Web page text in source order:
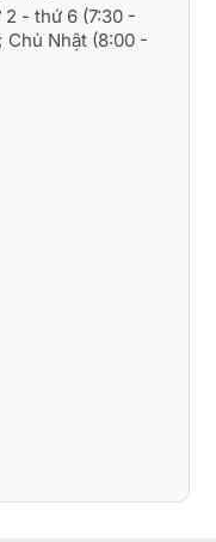
2 - thứ 6 (7:30 -
Chủ Nhật (8:00 -